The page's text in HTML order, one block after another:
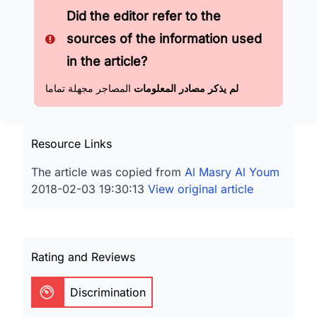
Did the editor refer to the
sources of the information used
in the article?
لم يذكر مصادر المعلومات المصاجر مجهلة تماما
Resource Links
The article was copied from Al Masry Al Youm
2018-02-03 19:30:13 View original article
Rating and Reviews
Discrimination